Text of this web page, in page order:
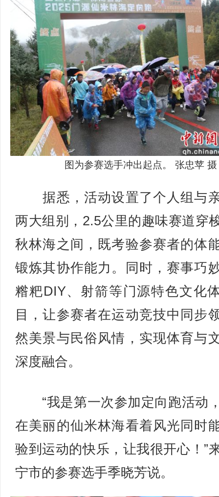
图为参赛选手冲出起点。 张忠苹 摄
据悉，活动设置了个人组与
两大组别，2.5公里的趣味赛道穿
秋林海之间，既考验参赛者的体
锻炼其协作能力。同时，赛事巧
糌粑DIY、射箭等门源特色文化
目，让参赛者在运动竞技中同步
然美景与民俗风情，实现体育与
深度融合。
“我是第一次参加定向跑活动
在美丽的仙米林海看着风光同时
验到运动的快乐，让我很开心！”
宁市的参赛选手季晓芳说。